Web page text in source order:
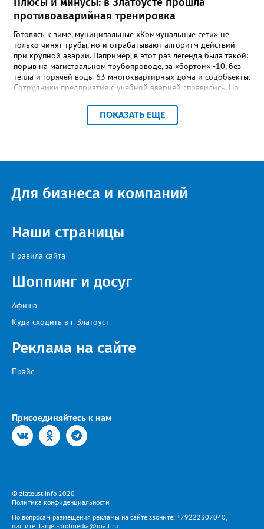
школы, который продолжает жить её принципами», - говорится
в некрологе.
противоаварийная тренировка
Готовясь к зиме, муниципальные «Коммунальные сети» не
только чинят трубы, но и отрабатывают алгоритм действий
при крупной аварии. Например, в этот раз легенда была такой:
порыв на магистральном трубопроводе, за «бортом» -10, без
тепла и горячей воды 63 многоквартирных дома и соцобъекты.
Сотрудники предприятия с учебной аварией справились. Но
отметили и недочёты. «Например, управляющие компании
несвоевременно приняли меры для предотвращения
— сообщила начальник Главного управления ГЖИ Ирина
оперативно делиться информацией со всеми
заинтересованными – от поставщика тепла до конечных
ПОКАЗАТЬ ЕЩЕ
Для бизнеса и компаний
Наши страницы
Правила сайта
Шоппинг и досуг
Афиша
Куда сходить в г. Златоуст
Реклама на сайте
Прайс
Присоединяйтесь к нам
© zlatoust.info 2020
Политика конфиденциальности
По вопросам размещения рекламы на сайте звоните: +79222307040,
пишите: target-profmedia@mail.ru